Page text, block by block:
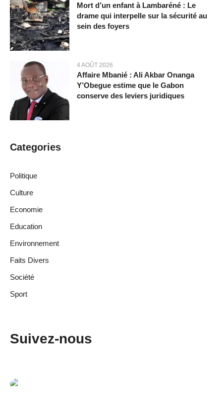
Mort d’un enfant à Lambaréné : Le
drame qui interpelle sur la sécurité au
sein des foyers
4 AOÛT 2026
Affaire Mbanié : Ali Akbar Onanga
Y’Obegue estime que le Gabon
conserve des leviers juridiques
Categories
Politique
Culture
Economie
Education
Environnement
Faits Divers
Société
Sport
Suivez-nous